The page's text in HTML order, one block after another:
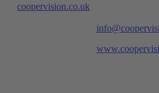
coopervision.co.uk